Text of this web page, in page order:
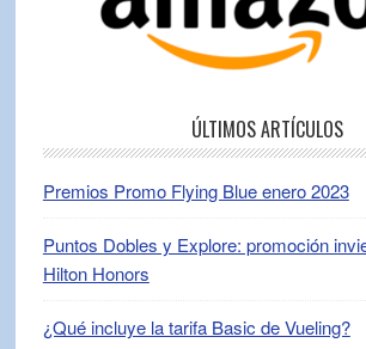
ÚLTIMOS ARTÍCULOS
Premios Promo Flying Blue enero 2023
Puntos Dobles y Explore: promoción
Hilton Honors
¿Qué incluye la tarifa Basic de Vueling?